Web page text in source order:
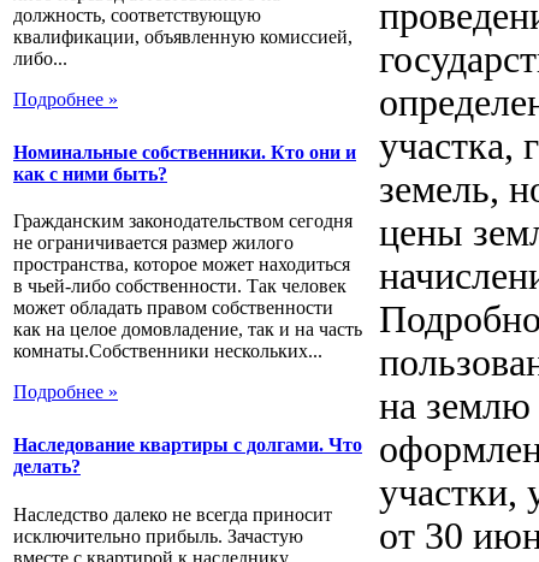
должность, соответствующую
квалификации, объявленную комиссией,
либо...
Подробнее »
Номинальные собственники. Кто они и
как с ними быть?
Гражданским законодательством сегодня
не ограничивается размер жилого
пространства, которое может находиться
в чьей-либо собственности. Так человек
может обладать правом собственности
как на целое домовладение, так и на часть
комнаты.Собственники нескольких...
Подробнее »
Наследование квартиры с долгами. Что
делать?
Наследство далеко не всегда приносит
исключительно прибыль. Зачастую
вместе с квартирой к наследнику
участка,
земель,
цены
на землю
участки,
от 30